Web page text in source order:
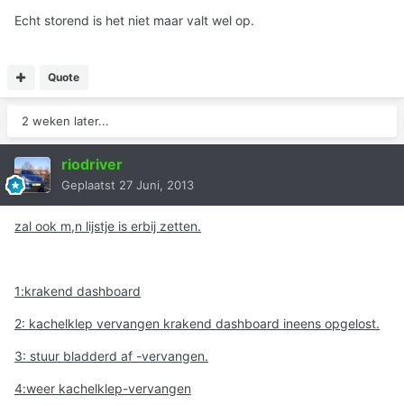
Echt storend is het niet maar valt wel op.
Quote
2 weken later...
riodriver
Geplaatst 27 Juni, 2013
zal ook m,n lijstje is erbij zetten.
1:krakend dashboard
2: kachelklep vervangen krakend dashboard ineens opgelost.
3: stuur bladderd af -vervangen.
4:weer kachelklep-vervangen